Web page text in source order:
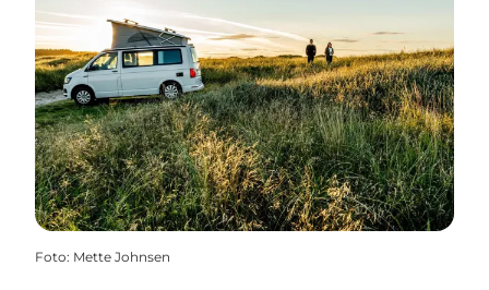
Foto: Mette Johnsen